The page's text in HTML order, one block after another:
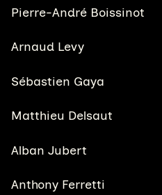
Pierre-André Boissinot
Arnaud Levy
Sébastien Gaya
Matthieu Delsaut
Alban Jubert
Anthony Ferretti